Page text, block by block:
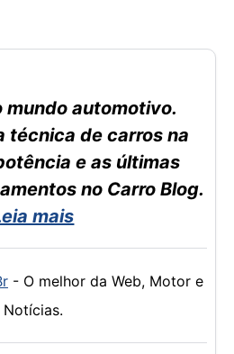
mundo automotivo.
técnica de carros na
e as últimas
no Carro Blog.
mais
- O melhor da Web, Motor e
Notícias.